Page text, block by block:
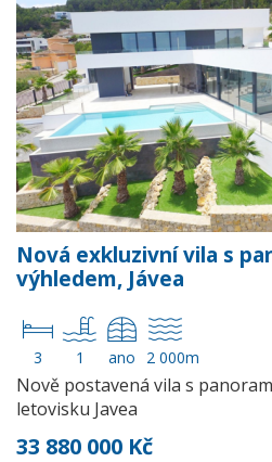
Nová exkluzivní vila s
výhledem, Jávea
3 1 ano 2 000m
Nově postavená vila s
letovisku Javea
33 880 000 Kč